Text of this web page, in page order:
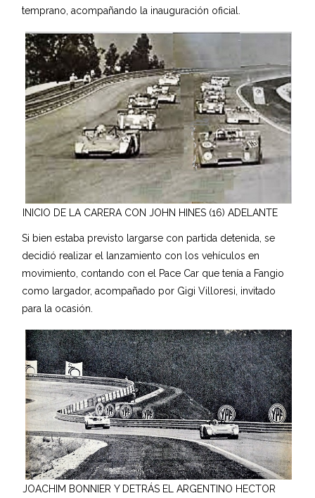
temprano, acompañando la inauguración oficial.
INICIO DE LA CARERA CON JOHN HINES (16) ADELANTE
Si bien estaba previsto largarse con partida detenida, se
decidió realizar el lanzamiento con los vehículos en
movimiento, contando con el Pace Car que tenía a Fangio
como largador, acompañado por Gigi Villoresi, invitado
para la ocasión.
JOACHIM BONNIER Y DETRÁS EL ARGENTINO HECTOR